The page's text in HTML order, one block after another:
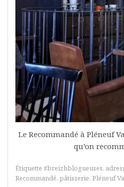
Le Recommandé à Pléneuf
qu’on
Étiquette #breizhblogueuses,
Recommandé, pâtisserie, Pléneuf